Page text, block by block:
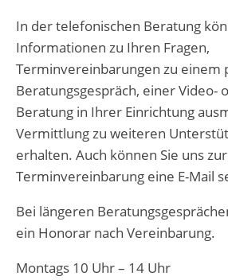
In der telefonischen Beratung
Informationen zu Ihren Fragen,
Terminvereinbarungen zu einem
Beratungsgespräch, einer Video-
Beratung in Ihrer Einrichtung
Vermittlung zu weiteren
erhalten. Auch können Sie uns zur
Terminvereinbarung eine E-Mail
Bei längeren
ein Honorar nach Vereinbarung.
Montags 10 Uhr – 14 Uhr